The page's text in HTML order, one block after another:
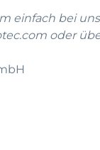
einfach bei uns
oder